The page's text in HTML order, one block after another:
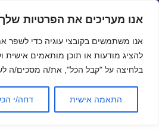
אנו מעריכים את הפרטיות שלך
אנו משתמשים בקובצי עוגיה כדי לשפר
להציג מודעות או תוכן מותאמים אישית
בלחיצה על "קבל הכל", את/ה מסכים/ה
התאמה אישית דחה/י
תגית:טיסה לאילת מחיר